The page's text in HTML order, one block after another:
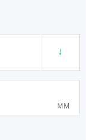
↓
мм